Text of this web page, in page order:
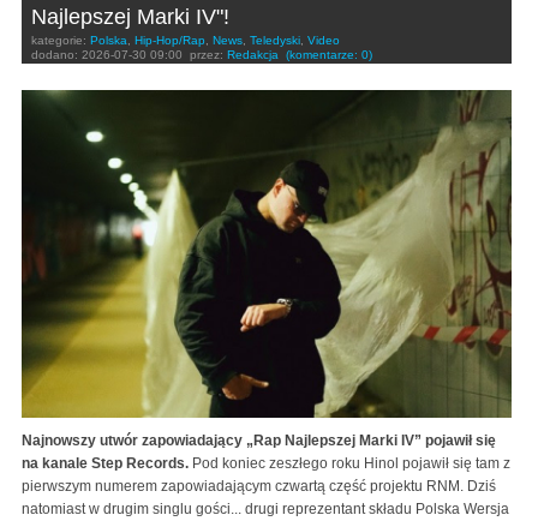
Najlepszej Marki IV"!
kategorie: Polska, Hip-Hop/Rap, News, Teledyski, Video
dodano: 2026-07-30 09:00 przez: Redakcja (komentarze: 0)
Najnowszy utwór zapowiadający „Rap Najlepszej Marki IV” pojawił się
na kanale Step Records. Pod koniec zeszłego roku Hinol pojawił się tam z
pierwszym numerem zapowiadającym czwartą część projektu RNM. Dziś
natomiast w drugim singlu gości... drugi reprezentant składu Polska Wersja